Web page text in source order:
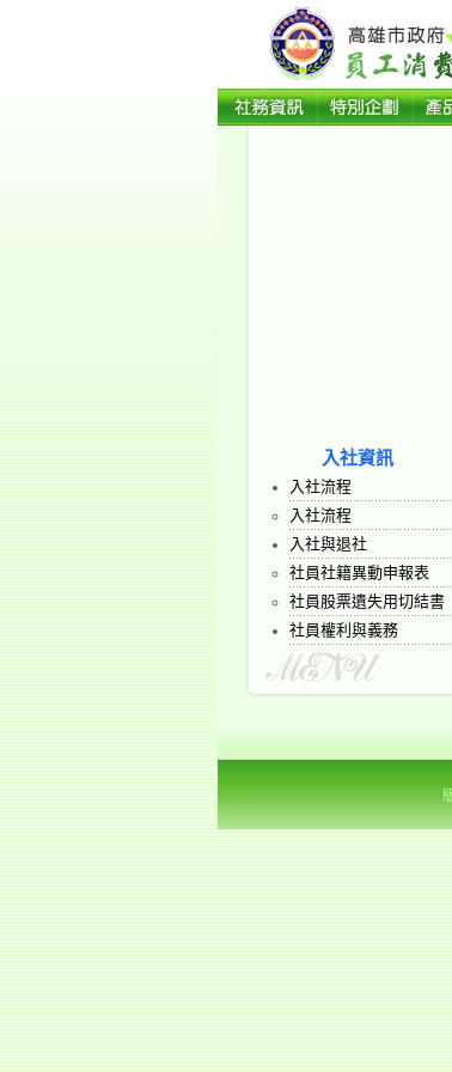
入社資訊
入社流程
入社流程
入社與退社
社員社籍異動申報表
社員股票遺失用切結書
社員權利與義務